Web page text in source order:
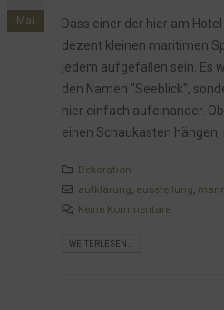
Mai
Dass einer der hier am
dezent kleinen maritimen
jedem aufgefallen sein. Es
den Namen "Seeblick",
hier einfach aufeinander.
einen Schaukasten hängen,
Dekoration
aufklärung, ausstellung,
Keine Kommentare
WEITERLESEN...